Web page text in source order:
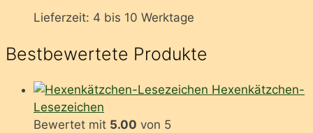
Lieferzeit: 4 bis 10 Werktage
Bestbewertete Produkte
Hexenkätzchen-
Lesezeichen
Bewertet mit 5.00 von 5